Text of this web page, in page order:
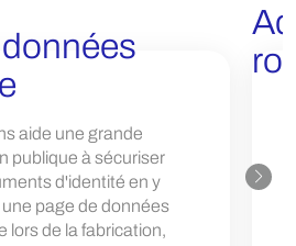
aide une grande
publique à sécuriser
d'identité en y
page de données
lors de la fabrication,